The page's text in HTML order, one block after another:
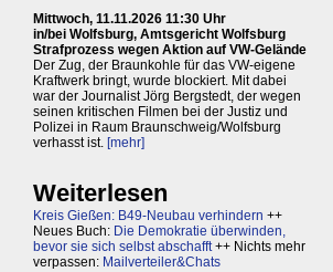
Mittwoch, 11.11.2026 11:30 Uhr
in/bei Wolfsburg, Amtsgericht Wolfsburg
Strafprozess wegen Aktion auf VW-Gelände
Der Zug, der Braunkohle für das VW-eigene
Kraftwerk bringt, wurde blockiert. Mit dabei
war der Journalist Jörg Bergstedt, der wegen
seinen kritischen Filmen bei der Justiz und
Polizei in Raum Braunschweig/Wolfsburg
verhasst ist. [mehr]
Weiterlesen
Kreis Gießen: B49-Neubau verhindern ++
Neues Buch: Die Demokratie überwinden,
bevor sie sich selbst abschafft++ Nichts mehr
verpassen: Mailverteiler&Chats